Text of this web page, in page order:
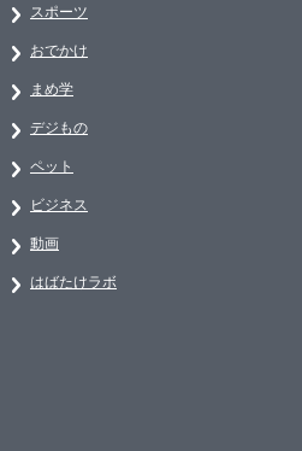
スポーツ
おでかけ
まめ学
デジもの
ペット
ビジネス
動画
はばたけラボ